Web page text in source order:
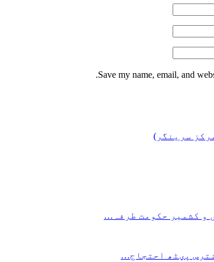
Save my name, email, and
سرینگر)
پؠٹھ احتجاج…